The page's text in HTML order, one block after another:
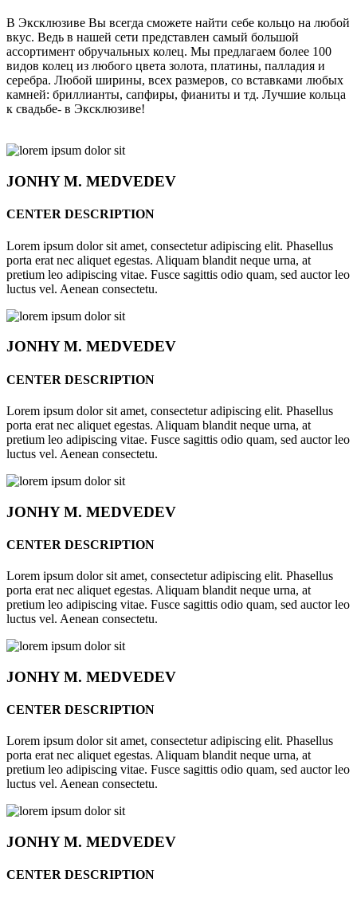
В Эксклюзиве Вы всегда сможете найти себе кольцо на любой
вкус. Ведь в нашей сети представлен самый большой
ассортимент обручальных колец. Мы предлагаем более 100
видов колец из любого цвета золота, платины, палладия и
серебра. Любой ширины, всех размеров, со вставками любых
камней: бриллианты, сапфиры, фианиты и тд. Лучшие кольца
к свадьбе- в Эксклюзиве!
JONHYM. MEDVEDEV
CENTER DESCRIPTION
Lorem ipsum dolor sit amet, consectetur adipiscing elit. Phasellus
porta erat nec aliquet egestas. Aliquam blandit neque urna, at
pretium leo adipiscing vitae. Fusce sagittis odio quam, sed auctor leo
luctus vel. Aenean consectetu.
JONHYM. MEDVEDEV
CENTER DESCRIPTION
Lorem ipsum dolor sit amet, consectetur adipiscing elit. Phasellus
porta erat nec aliquet egestas. Aliquam blandit neque urna, at
pretium leo adipiscing vitae. Fusce sagittis odio quam, sed auctor leo
luctus vel. Aenean consectetu.
JONHYM. MEDVEDEV
CENTER DESCRIPTION
Lorem ipsum dolor sit amet, consectetur adipiscing elit. Phasellus
porta erat nec aliquet egestas. Aliquam blandit neque urna, at
pretium leo adipiscing vitae. Fusce sagittis odio quam, sed auctor leo
luctus vel. Aenean consectetu.
JONHYM. MEDVEDEV
CENTER DESCRIPTION
Lorem ipsum dolor sit amet, consectetur adipiscing elit. Phasellus
porta erat nec aliquet egestas. Aliquam blandit neque urna, at
pretium leo adipiscing vitae. Fusce sagittis odio quam, sed auctor leo
luctus vel. Aenean consectetu.
JONHYM. MEDVEDEV
CENTER DESCRIPTION